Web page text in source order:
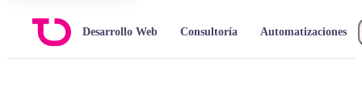
Desarrollo Web Consultoría Automatizaciones